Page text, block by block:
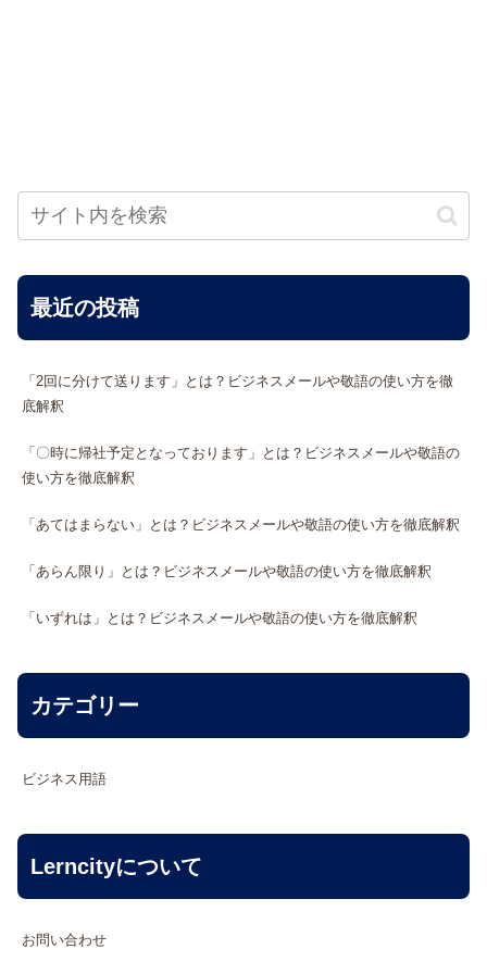
最近の投稿
「2回に分けて送ります」とは？ビジネスメールや敬語の使い方を徹
底解釈
「〇時に帰社予定となっております」とは？ビジネスメールや敬語の
使い方を徹底解釈
「あてはまらない」とは？ビジネスメールや敬語の使い方を徹底解釈
「あらん限り」とは？ビジネスメールや敬語の使い方を徹底解釈
「いずれは」とは？ビジネスメールや敬語の使い方を徹底解釈
カテゴリー
ビジネス用語
Lerncityについて
お問い合わせ